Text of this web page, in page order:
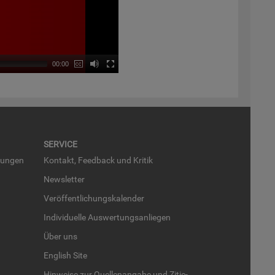
00:00
SER­VICE
Kon­takt, Feed­back und Kri­tik
News­let­ter
Ver­öf­fent­li­chungs­ka­len­der
In­di­vi­du­el­le Aus­wer­tungs­an­lie­gen
Über uns
English Site